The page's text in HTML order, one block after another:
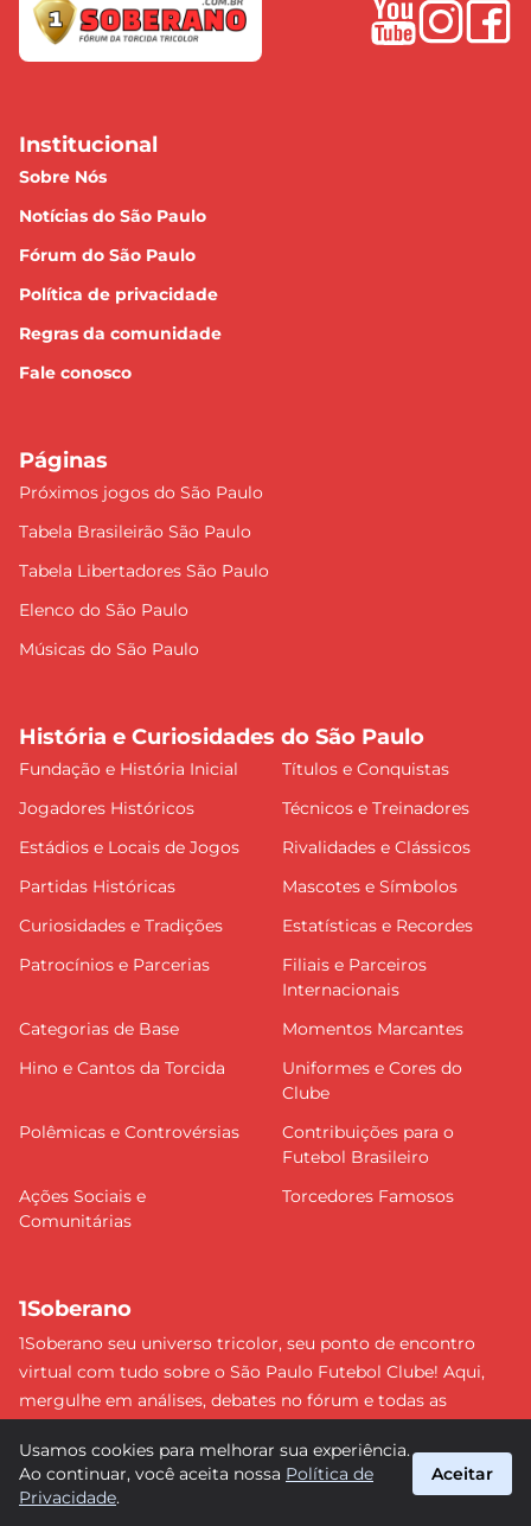
Institucional
Sobre Nós
Notícias do São Paulo
Fórum do São Paulo
Política de privacidade
Regras da comunidade
Fale conosco
Páginas
Próximos jogos do São Paulo
Tabela Brasileirão São Paulo
Tabela Libertadores São Paulo
Elenco do São Paulo
Músicas do São Paulo
História e Curiosidades do São Paulo
Fundação e História Inicial
Títulos e Conquistas
Jogadores Históricos
Técnicos e Treinadores
Estádios e Locais de Jogos
Rivalidades e Clássicos
Partidas Históricas
Mascotes e Símbolos
Curiosidades e Tradições
Estatísticas e Recordes
Patrocínios e Parcerias
Filiais e Parceiros
Internacionais
Categorias de Base
Momentos Marcantes
Hino e Cantos da Torcida
Uniformes e Cores do
Clube
Polêmicas e Controvérsias
Contribuições para o
Futebol Brasileiro
Ações Sociais e
Comunitárias
Torcedores Famosos
1Soberano
1Soberano seu universo tricolor, seu ponto de encontro
virtual com tudo sobre o São Paulo Futebol Clube! Aqui,
mergulhe em análises, debates no fórum e todas as
detalhe e faça parte dessa comunidade apaixonada pelo
tricolor paulista. #SPFC #SãoPaulo #1Soberano
Usamos cookies para melhorar sua experiência.
Ao continuar, você aceita nossa Política de
Privacidade.
Aceitar